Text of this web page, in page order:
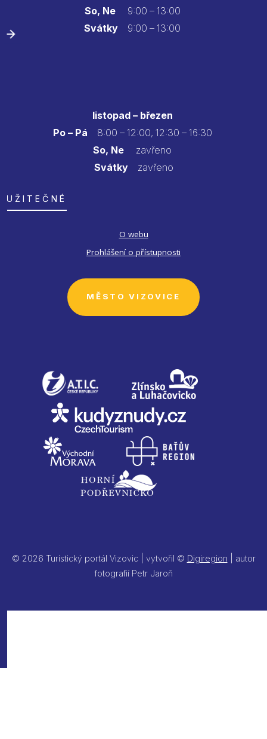
So, Ne9:00 – 13:00
Svátky 9:00 – 13:00
listopad – březen
Po – Pá 8:00 – 12:00, 12:30 – 16:30
So, Ne zavřeno
Svátkyzavřeno
UŽITEČNÉ
O webu
Prohlášení o přístupnosti
MĚSTO VIZOVICE
© 2026 Turistický portál Vizovic | vytvořil © Digiregion | autor
fotografií Petr Jaroň